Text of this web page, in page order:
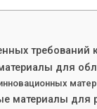
требований
для
материалы для